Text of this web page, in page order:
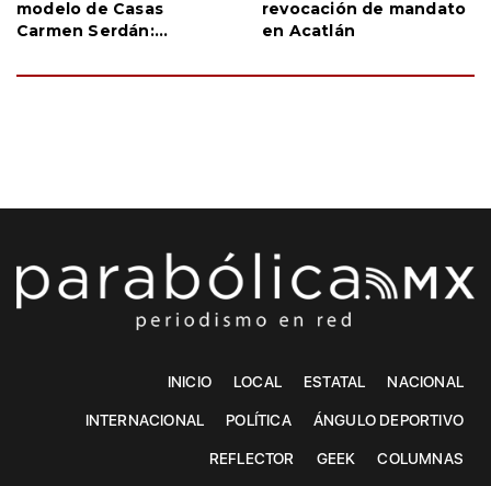
Descentraliza la justicia
modelo de Casas
Pide Riestra discutir
revocación de mandato
INICIO LOCAL ESTATAL NACIONAL
POLÍTICA ÁNGULO DEPORTIVO